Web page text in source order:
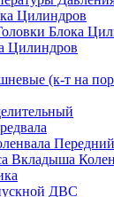
Цилиндров
Блока
Цилиндров
(к-т на
Передний
Вкладыша
ДВС